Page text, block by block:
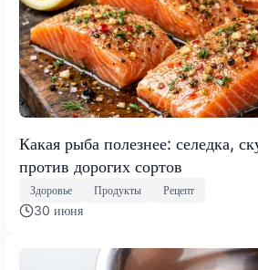
Какая рыба полезнее: селедка,
против дорогих сортов
Здоровье Продукты Рецепт
30 июня